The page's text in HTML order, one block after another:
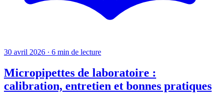
30 avril 2026 · 6 min de lecture
Micropipettes de laboratoire :
calibration, entretien et bonnes pratiques